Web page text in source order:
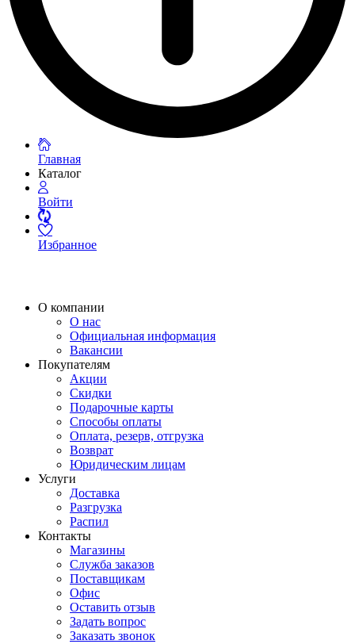
Главная
Каталог
Войти
Избранное
О компании
О нас
Официальная информация
Вакансии
Покупателям
Акции
Скидки
Подарочные карты
Способы оплаты
Оплата, резерв, отгрузка
Возврат
Юридическим лицам
Услуги
Доставка
Разгрузка
Распил
Контакты
Магазины
Служба заказов
Поставщикам
Офис
Оставить отзыв
Задать вопрос
Заказать звонок